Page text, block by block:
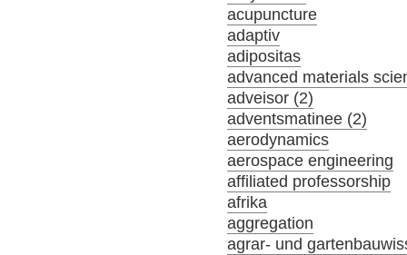
acupuncture
adaptiv
adipositas
advanced materials
adveisor (2)
adventsmatinee (2)
aerodynamics
aerospace engineering
affiliated professorship
afrika
aggregation
agrar- und